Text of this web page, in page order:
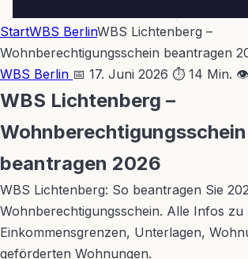
StartWBS BerlinWBS Lichtenberg –
Wohnberechtigungsschein beantragen
WBS Berlin 📅 17. Juni 2026 ⏱ 14 Min. 👁
WBS Lichtenberg –
Wohnberechtigungsschein
beantragen 2026
WBS Lichtenberg: So beantragen Sie
Wohnberechtigungsschein. Alle Infos zu
Einkommensgrenzen, Unterlagen,
geförderten Wohnungen.